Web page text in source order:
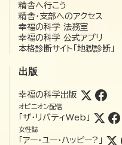
精舎へ行こう
精舎・支部へのアクセス
幸福の科学 法務室
幸福の科学 公式アプリ
本格診断サイト「地獄診断」
出版
幸福の科学出版
オピニオン配信
「ザ・リバティWeb」
女性誌
「アー・ユー・ハッピー?」